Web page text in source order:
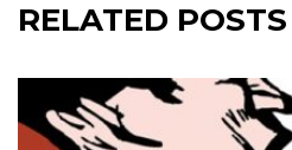
RELATED POSTS